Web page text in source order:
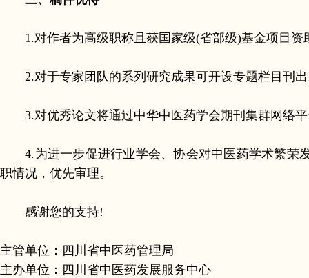
1.对作者为高级职称且获国家级(省部级)基金项目资
2.对于专家团队的系列研究成果可开设专题栏目刊
3.对优秀论文将通过中华中医药学会期刊集群网络平
4.为进一步促进行业学会、协会对中医药学术繁荣
职情况，优先审理。
感谢您的支持!
主管单位：四川省中医药管理局
主办单位：四川省中医药发展服务中心